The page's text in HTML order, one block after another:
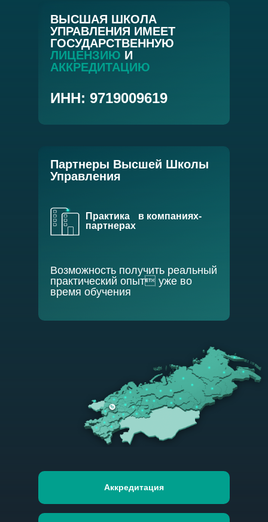
ВЫСШАЯ ШКОЛА
УПРАВЛЕНИЯ ИМЕЕТ
ГОСУДАРСТВЕННУЮ
ЛИЦЕНЗИЮ И
АККРЕДИТАЦИЮ
ИНН: 9719009619
Аккредитация
Партнеры Высшей Школы
Управления
Практика в компаниях-
партнерах
Возможность получить реальный
практический опыт уже во
время обучения